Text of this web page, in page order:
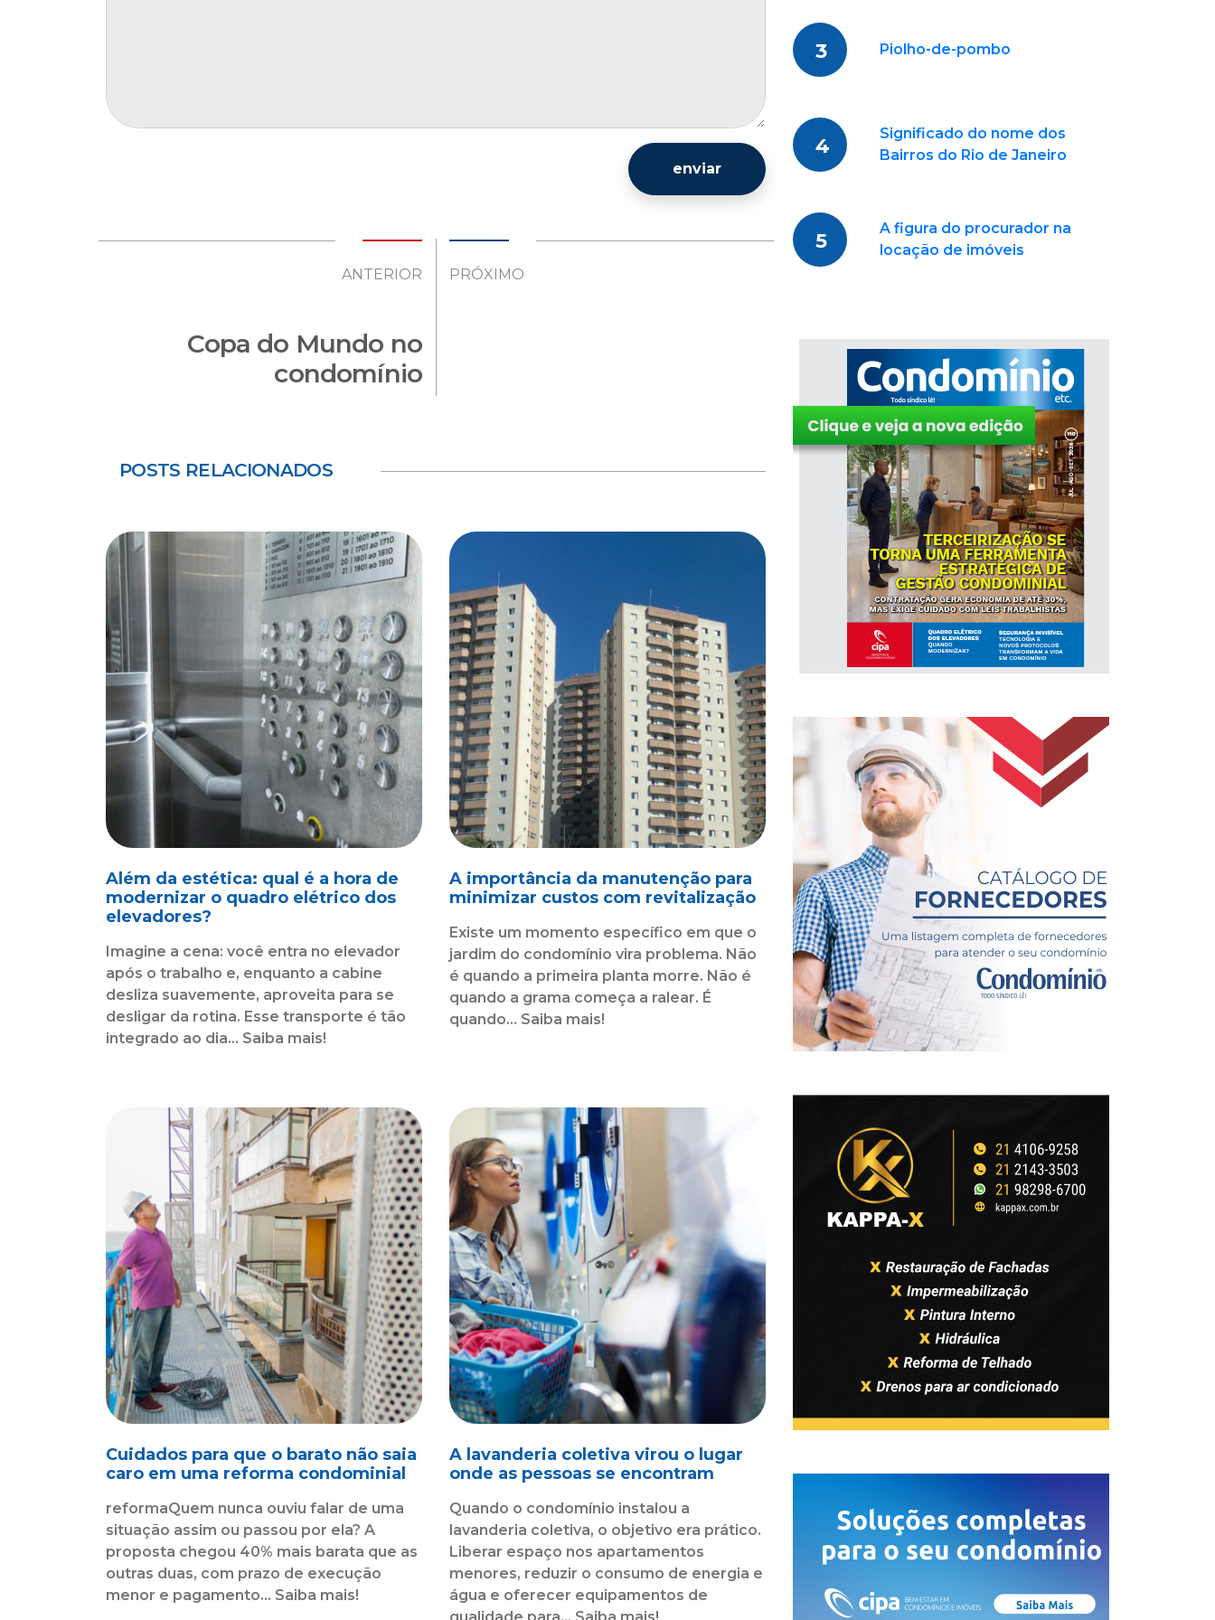
enviar
ANTERIOR
Copa do Mundo no
condomínio
PRÓXIMO
POSTS RELACIONADOS
Além da estética: qual é a hora de
modernizar o quadro elétrico dos
elevadores?
Imagine a cena: você entra no elevador
após o trabalho e, enquanto a cabine
desliza suavemente, aproveita para se
desligar da rotina. Esse transporte é tão
integrado ao dia... Saiba mais!
A importância da manutenção para
minimizar custos com revitalização
Existe um momento específico em que o
jardim do condomínio vira problema. Não
é quando a primeira planta morre. Não é
quando a grama começa a ralear. É
quando... Saiba mais!
Cuidados para que o barato não saia
caro em uma reforma condominial
reformaQuem nunca ouviu falar de uma
situação assim ou passou por ela? A
proposta chegou 40% mais barata que as
outras duas, com prazo de execução
menor e pagamento... Saiba mais!
A lavanderia coletiva virou o lugar
onde as pessoas se encontram
Quando o condomínio instalou a
lavanderia coletiva, o objetivo era prático.
Liberar espaço nos apartamentos
menores, reduzir o consumo de energia e
água e oferecer equipamentos de
3 Piolho-de-pombo
4
Significado do nome dos
Bairros do Rio de Janeiro
5
A figura do procurador na
locação de imóveis